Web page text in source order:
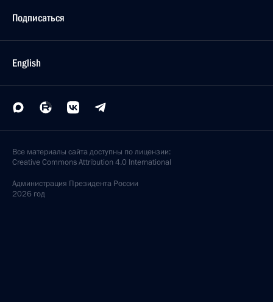
Подписаться
English
Все материалы сайта доступны по лицензии:
Creative Commons Attribution 4.0 International
Администрация Президента России
2026 год